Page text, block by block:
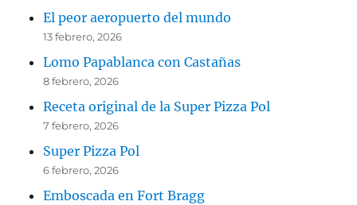
El peor aeropuerto del mundo
13 febrero, 2026
Lomo Papablanca con Castañas
8 febrero, 2026
Receta original de la Super Pizza Pol
7 febrero, 2026
Super Pizza Pol
6 febrero, 2026
Emboscada en Fort Bragg